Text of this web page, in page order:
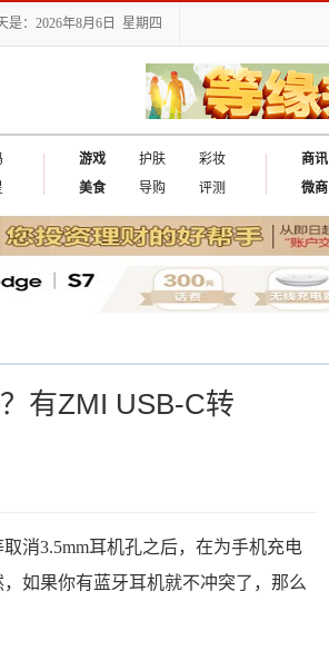
是：2026年8月6日 星期四
游戏 护肤
彩妆
美食
导购 评测
商讯
微商
有ZMI USB-C转
消3.5mm耳机孔之后，在为手机充电
如果你有蓝牙耳机就不冲突了，那么